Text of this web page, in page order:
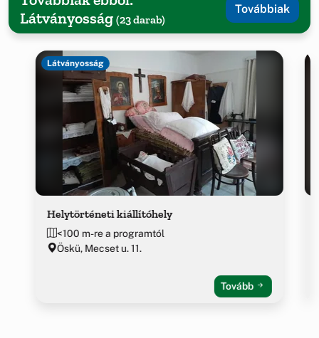
Látványosság (23 darab)
Továbbiak
Látványosság
Helytörténeti kiállítóhely
<100 m-re a programtól
Öskü, Mecset u. 11.
Tovább